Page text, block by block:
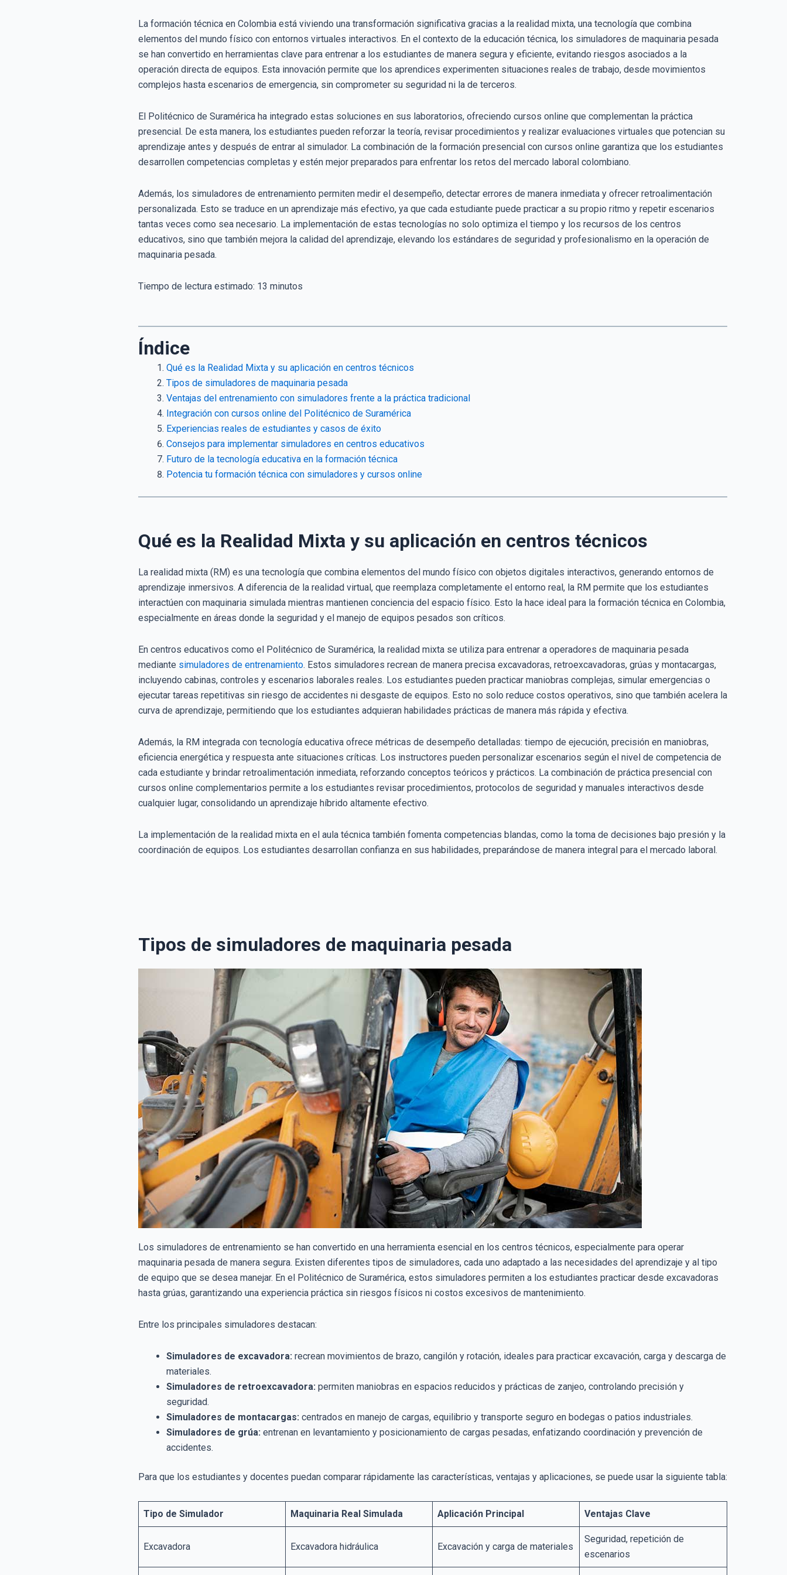
La formación técnica en Colombia está viviendo una transformación significativa gracias a la realidad mixta, una tecnología que combina
elementos del mundo físico con entornos virtuales interactivos. En el contexto de la educación técnica, los simuladores de maquinaria pesada
se han convertido en herramientas clave para entrenar a los estudiantes de manera segura y eficiente, evitando riesgos asociados a la
operación directa de equipos. Esta innovación permite que los aprendices experimenten situaciones reales de trabajo, desde movimientos
complejos hasta escenarios de emergencia, sin comprometer su seguridad ni la de terceros.
El Politécnico de Suramérica ha integrado estas soluciones en sus laboratorios, ofreciendo cursos online que complementan la práctica
presencial. De esta manera, los estudiantes pueden reforzar la teoría, revisar procedimientos y realizar evaluaciones virtuales que potencian su
aprendizaje antes y después de entrar al simulador. La combinación de la formación presencial con cursos online garantiza que los estudiantes
desarrollen competencias completas y estén mejor preparados para enfrentar los retos del mercado laboral colombiano.
Además, los simuladores de entrenamiento permiten medir el desempeño, detectar errores de manera inmediata y ofrecer retroalimentación
personalizada. Esto se traduce en un aprendizaje más efectivo, ya que cada estudiante puede practicar a su propio ritmo y repetir escenarios
tantas veces como sea necesario. La implementación de estas tecnologías no solo optimiza el tiempo y los recursos de los centros
educativos, sino que también mejora la calidad del aprendizaje, elevando los estándares de seguridad y profesionalismo en la operación de
maquinaria pesada.
Tiempo de lectura estimado: 13 minutos
Índice
Qué es la Realidad Mixta y su aplicación en centros técnicos
Tipos de simuladores de maquinaria pesada
Ventajas del entrenamiento con simuladores frente a la práctica tradicional
Integración con cursos online del Politécnico de Suramérica
Experiencias reales de estudiantes y casos de éxito
Consejos para implementar simuladores en centros educativos
Futuro de la tecnología educativa en la formación técnica
Potencia tu formación técnica con simuladores y cursos online
Qué es la Realidad Mixta y su aplicación en centros técnicos
La realidad mixta (RM) es una tecnología que combina elementos del mundo físico con objetos digitales interactivos, generando entornos de
aprendizaje inmersivos. A diferencia de la realidad virtual, que reemplaza completamente el entorno real, la RM permite que los estudiantes
interactúen con maquinaria simulada mientras mantienen conciencia del espacio físico. Esto la hace ideal para la formación técnica en Colombia,
especialmente en áreas donde la seguridad y el manejo de equipos pesados son críticos.
En centros educativos como el Politécnico de Suramérica, la realidad mixta se utiliza para entrenar a operadores de maquinaria pesada
mediante simuladores de entrenamiento. Estos simuladores recrean de manera precisa excavadoras, retroexcavadoras, grúas y montacargas,
incluyendo cabinas, controles y escenarios laborales reales. Los estudiantes pueden practicar maniobras complejas, simular emergencias o
ejecutar tareas repetitivas sin riesgo de accidentes ni desgaste de equipos. Esto no solo reduce costos operativos, sino que también acelera la
curva de aprendizaje, permitiendo que los estudiantes adquieran habilidades prácticas de manera más rápida y efectiva.
Además, la RM integrada con tecnología educativa ofrece métricas de desempeño detalladas: tiempo de ejecución, precisión en maniobras,
eficiencia energética y respuesta ante situaciones críticas. Los instructores pueden personalizar escenarios según el nivel de competencia de
cada estudiante y brindar retroalimentación inmediata, reforzando conceptos teóricos y prácticos. La combinación de práctica presencial con
cursos online complementarios permite a los estudiantes revisar procedimientos, protocolos de seguridad y manuales interactivos desde
cualquier lugar, consolidando un aprendizaje híbrido altamente efectivo.
La implementación de la realidad mixta en el aula técnica también fomenta competencias blandas, como la toma de decisiones bajo presión y la
coordinación de equipos. Los estudiantes desarrollan confianza en sus habilidades, preparándose de manera integral para el mercado laboral.
Tipos de simuladores de maquinaria pesada
Los simuladores de entrenamiento se han convertido en una herramienta esencial en los centros técnicos, especialmente para operar
maquinaria pesada de manera segura. Existen diferentes tipos de simuladores, cada uno adaptado a las necesidades del aprendizaje y al tipo
de equipo que se desea manejar. En el Politécnico de Suramérica, estos simuladores permiten a los estudiantes practicar desde excavadoras
hasta grúas, garantizando una experiencia práctica sin riesgos físicos ni costos excesivos de mantenimiento.
Entre los principales simuladores destacan:
Simuladores de excavadora: recrean movimientos de brazo, cangilón y rotación, ideales para practicar excavación, carga y descarga de
materiales.
Simuladores de retroexcavadora: permiten maniobras en espacios reducidos y prácticas de zanjeo, controlando precisión y
seguridad.
Simuladores de montacargas: centrados en manejo de cargas, equilibrio y transporte seguro en bodegas o patios industriales.
Simuladores de grúa: entrenan en levantamiento y posicionamiento de cargas pesadas, enfatizando coordinación y prevención de
accidentes.
Para que los estudiantes y docentes puedan comparar rápidamente las características, ventajas y aplicaciones, se puede usar la siguiente tabla:
Tipo de Simulador Maquinaria Real Simulada Aplicación Principal Ventajas Clave
Excavadora Excavadora hidráulica Excavación y carga de materiales
Seguridad, repetición de
escenarios